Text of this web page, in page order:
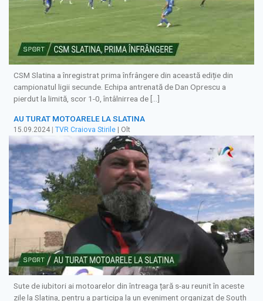
CSM Slatina a înregistrat prima înfrângere din această ediție din
campionatul ligii secunde. Echipa antrenată de Dan Oprescu a
pierdut la limită, scor 1-0, întâlnirrea de […]
AU TURAT MOTOARELE LA SLATINA
15.09.2024 TVR Craiova Stirile | Olt
Sute de iubitori ai motoarelor din întreaga țară s-au reunit în aceste
zile la Slatina, pentru a participa la un eveniment organizat de South